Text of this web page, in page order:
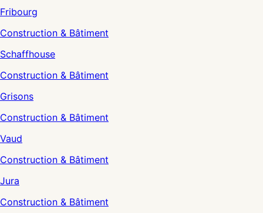
Fribourg
Construction & Bâtiment
Schaffhouse
Construction & Bâtiment
Grisons
Construction & Bâtiment
Vaud
Construction & Bâtiment
Jura
Construction & Bâtiment